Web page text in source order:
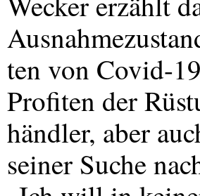
ten von Covid-
Profiten der
händler, aber
seiner Suche